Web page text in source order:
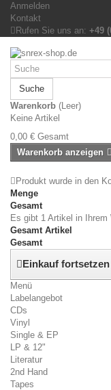
Anmelden
Kontakt
Rufen Sie uns an: +49
Suche
Warenkorb (Leer)
Keine Artikel
0,00 € Gesamt
Warenkorb anzeigen
Produkt wurde in den
Menge
Gesamt
Es gibt 1 Artikel in Ihrem
Gesamt Artikel
Gesamt
Einkauf fortsetzen
Menü
Labelangebot
CDs
Vinyl
Single & EP
LP & 12"
Literatur
2nd Hand
Tapes